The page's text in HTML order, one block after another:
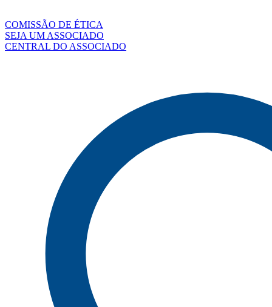
COMISSÃO DE ÉTICA
SEJA UM ASSOCIADO
CENTRAL DO ASSOCIADO